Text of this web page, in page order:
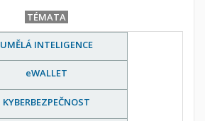
TÉMATA
UMĚLÁ INTELIGENCE
eWALLET
KYBERBEZPEČNOST